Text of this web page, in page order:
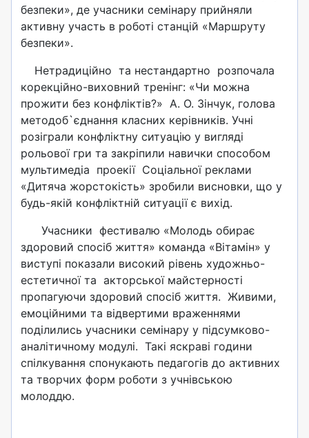
безпеки», де учасники семінару прийняли
активну участь в роботі станцій «Маршруту
безпеки».
Нетрадиційно та нестандартно розпочала
корекційно-виховний тренінг: «Чи можна
прожити без конфліктів?» А. О. Зінчук, голова
методоб`єднання класних керівників. Учні
розіграли конфліктну ситуацію у вигляді
рольової гри та закріпили навички способом
мультимедіа проекії Соціальної реклами
«Дитяча жорстокість» зробили висновки, що у
будь-якій конфліктній ситуації є вихід.
Учасники фестивалю «Молодь обирає
здоровий спосіб життя» команда «Вітамін» у
виступі показали високий рівень художньо-
естетичної та акторської майстерності
пропагуючи здоровий спосіб життя. Живими,
емоційними та відвертими враженнями
поділились учасники семінару у підсумково-
аналітичному модулі. Такі яскраві години
спілкування спонукають педагогів до активних
та творчих форм роботи з учнівською
молоддю.